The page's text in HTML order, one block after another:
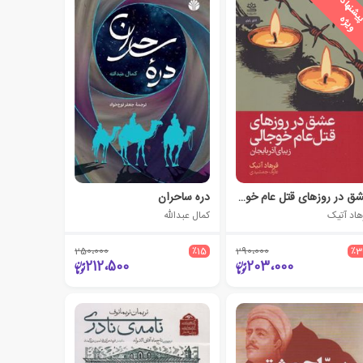
پ
ه
عشق در روزهای قتل‌ عام خوجالی
آتیک
290،000
203،000
دره ساحران
کمال عبدالله
٪15 250،000
212،500